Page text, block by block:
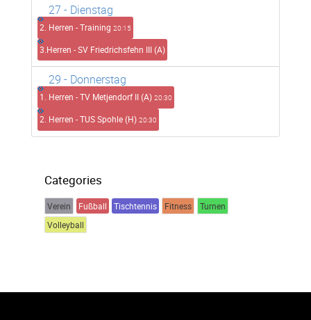
27 - Dienstag
2. Herren - Training 20:15
3.Herren - SV Friedrichsfehn III (A)
29 - Donnerstag
1. Herren - TV Metjendorf II (A) 20:30
2. Herren - TUS Spohle (H) 20:30
Categories
Verein Fußball Tischtennis Fitness
Turnen
Volleyball